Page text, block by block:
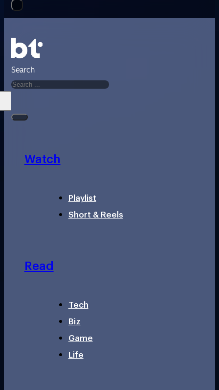
Search
Watch
Playlist
Short & Reels
Read
Tech
Biz
Game
Life